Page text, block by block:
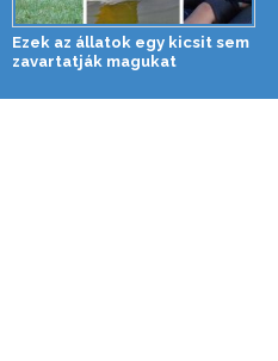
Ezek az állatok egy kicsit sem
zavartatják magukat